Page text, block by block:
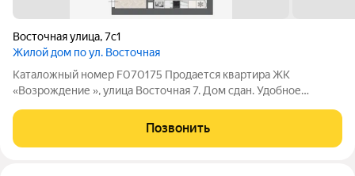
Восточная улица,7с1
Жилой дом по ул. Восточная
Каталожный номер F070175 Продается квартира ЖК
«Возрождение », улица Восточная 7. Дом сдан. Удобное
доступности! Окна выходят на юг, на улицу Восточная. Никто
не прописан. Без обременений.
Позвонить